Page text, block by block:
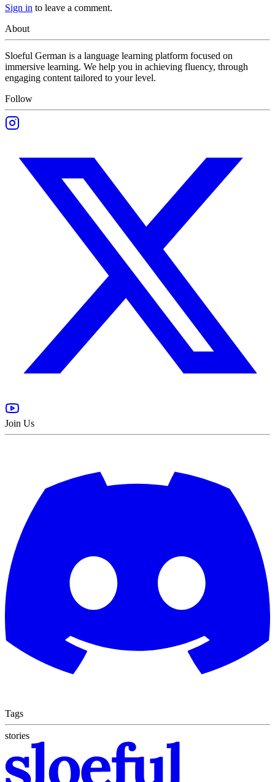
Sign in to leave a comment.
About
Sloeful German is a language learning platform focused on
immersive learning. We help you in achieving fluency, through
engaging content tailored to your level.
Follow
Join Us
Tags
stories